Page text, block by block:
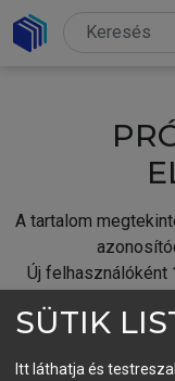
A tartalom
Új felhasználóként
SÜTIK
Itt láthatja és